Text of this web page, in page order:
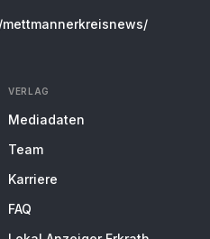
VERLAG
Mediadaten
Team
Karriere
FAQ